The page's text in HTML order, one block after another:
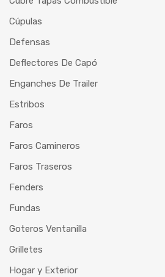
Cúpulas
Defensas
Deflectores De Capó
Enganches De Trailer
Estribos
Faros
Faros Camineros
Faros Traseros
Fenders
Fundas
Goteros Ventanilla
Grilletes
Hogar y Exterior